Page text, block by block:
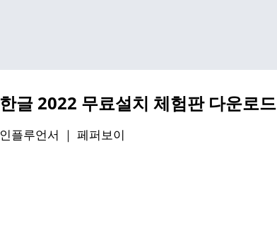
한글 2022 무료설치 체험판 다운로드
인플루언서 ｜ 페퍼보이